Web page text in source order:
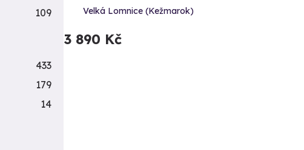
Velká Lomnice (Kežmarok)
3 890 Kč
109
433
179
14